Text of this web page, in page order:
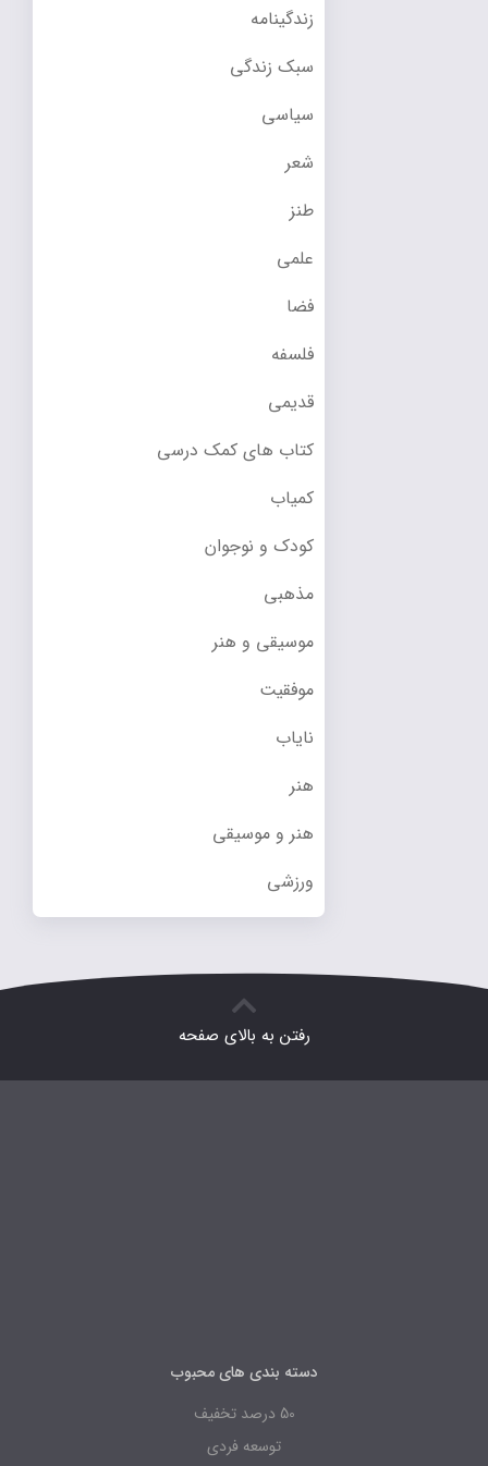
زندگینامه
سبک زندگی
سیاسی
شعر
طنز
علمی
فضا
فلسفه
قدیمی
کتاب های کمک درسی
کمیاب
کودک و نوجوان
مذهبی
موسیقی و هنر
موفقیت
نایاب
هنر
هنر و موسیقی
ورزشی
رفتن به بالای صفحه
دسته بندی های محبوب
50 درصد تخفیف
توسعه فردی